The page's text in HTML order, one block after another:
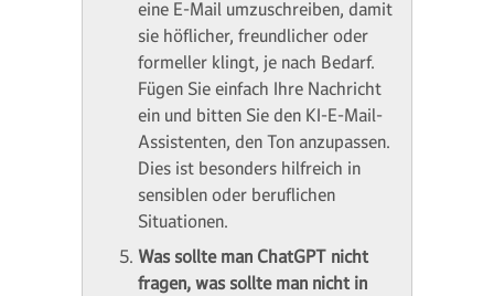
eine E-Mail umzuschreiben, damit
sie höflicher, freundlicher oder
formeller klingt, je nach Bedarf.
Fügen Sie einfach Ihre Nachricht
ein und bitten Sie den KI-E-Mail-
Assistenten, den Ton anzupassen.
Dies ist besonders hilfreich in
sensiblen oder beruflichen
Situationen.
Was sollte man ChatGPT nicht
fragen, was sollte man nicht in